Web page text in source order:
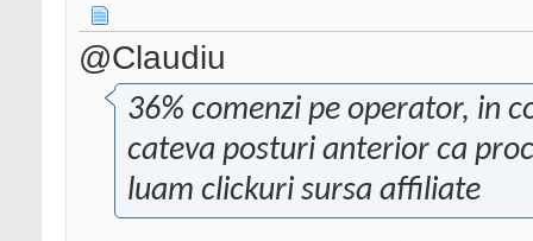
@Claudiu
36% comenzi pe operator, in
cateva posturi anterior ca
luam clickuri sursa affiliate